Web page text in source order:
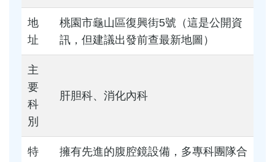
地
址
桃園市龜山區復興街5號（這是公開資
訊，但建議出發前查最新地圖）
主
要
科
別
肝胆科、消化內科
特
擁有先進的腹腔鏡設備，多專科團隊合